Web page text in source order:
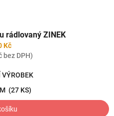
rádlovaný ZINEK
Kč
bez DPH)
(27 KS)